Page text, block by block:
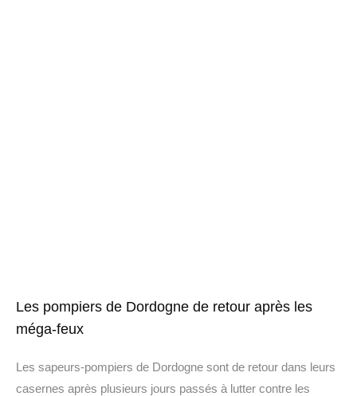
Les pompiers de Dordogne de retour après les
méga-feux
Les sapeurs-pompiers de Dordogne sont de retour dans leurs
casernes après plusieurs jours passés à lutter contre les